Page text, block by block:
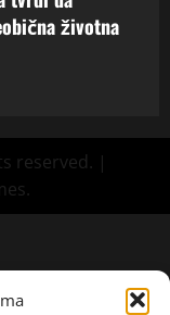
životna
reserved. |